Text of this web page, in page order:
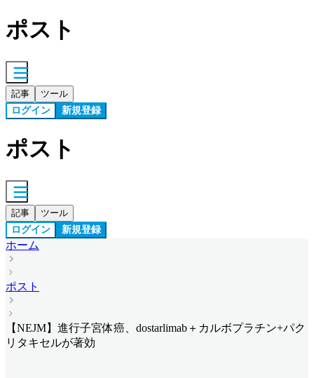
ポスト
記事 ツール
ログイン 新規登録
ポスト
記事 ツール
ログイン 新規登録
ホーム
ポスト
【NEJM】進行子宮体癌、dostarlimab＋カルボプラチン+パク
リタキセルが著効